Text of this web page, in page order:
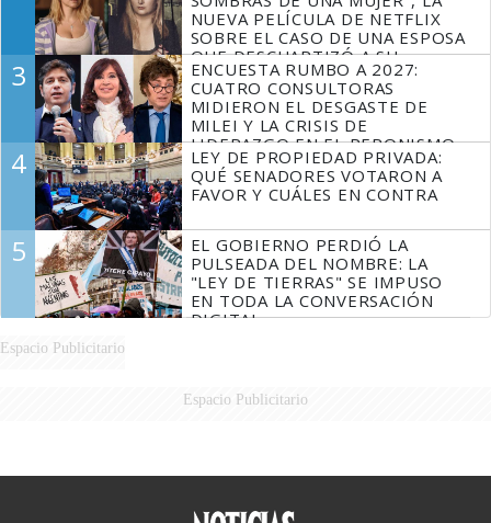
NUEVA PELÍCULA DE NETFLIX
SOBRE EL CASO DE UNA ESPOSA
QUE DESCUARTIZÓ A SU
MARIDO
3
ENCUESTA RUMBO A 2027:
CUATRO CONSULTORAS
MIDIERON EL DESGASTE DE
MILEI Y LA CRISIS DE
LIDERAZGO EN EL PERONISMO
4
LEY DE PROPIEDAD PRIVADA:
QUÉ SENADORES VOTARON A
FAVOR Y CUÁLES EN CONTRA
5
EL GOBIERNO PERDIÓ LA
PULSEADA DEL NOMBRE: LA
"LEY DE TIERRAS" SE IMPUSO
EN TODA LA CONVERSACIÓN
DIGITAL
Espacio Publicitario
Espacio Publicitario